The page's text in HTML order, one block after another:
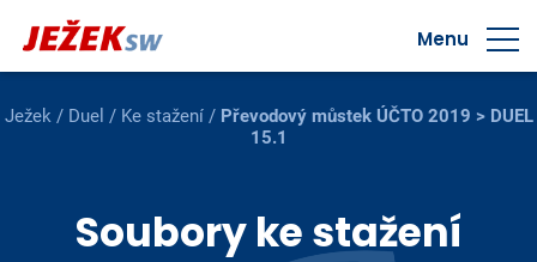
Menu
Ježek/ Duel / Ke stažení/ Převodový můstek ÚČTO 2019 > DUEL
15.1
Soubory ke stažení